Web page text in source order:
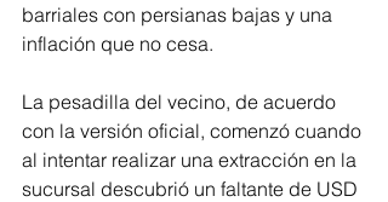
barriales con persianas bajas y una
inflación que no cesa.
La pesadilla del vecino, de acuerdo
con la versión oficial, comenzó cuando
al intentar realizar una extracción en la
sucursal descubrió un faltante de USD